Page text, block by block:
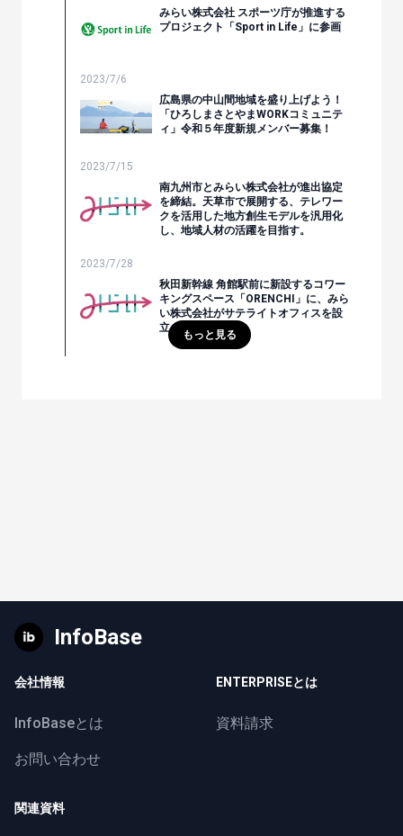
みらい株式会社 スポーツ庁が推進する
プロジェクト「Sport in Life」に参画
2023/7/6
広島県の中山間地域を盛り上げよう！
「ひろしまさとやまWORKコミュニテ
ィ」令和５年度新規メンバー募集！
2023/7/15
南九州市とみらい株式会社が進出協定
を締結。天草市で展開する、テレワー
クを活用した地方創生モデルを汎用化
し、地域人材の活躍を目指す。
2023/7/28
秋田新幹線 角館駅前に新設するコワー
キングスペース「ORENCHI」に、みら
い株式会社がサテライトオフィスを設
立
もっと見る
InfoBase
会社情報
InfoBaseとは
お問い合わせ
ENTERPRISEとは
資料請求
関連資料